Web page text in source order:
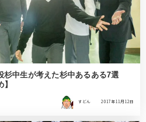
杉中生が考えた杉中あるある7選
すどん 2017年11月12日